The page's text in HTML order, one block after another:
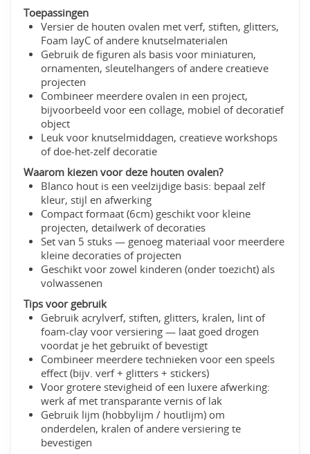
Toepassingen
Versier de houten ovalen met verf, stiften, glitters,
Foam layC of andere knutselmaterialen
Gebruik de figuren als basis voor miniaturen,
ornamenten, sleutelhangers of andere creatieve
projecten
Combineer meerdere ovalen in een project,
bijvoorbeeld voor een collage, mobiel of decoratief
object
Leuk voor knutselmiddagen, creatieve workshops
of doe-het-zelf decoratie
Waarom kiezen voor deze houten ovalen?
Blanco hout is een veelzijdige basis: bepaal zelf
kleur, stijl en afwerking
Compact formaat (6cm) geschikt voor kleine
projecten, detailwerk of decoraties
Set van 5 stuks — genoeg materiaal voor meerdere
kleine decoraties of projecten
Geschikt voor zowel kinderen (onder toezicht) als
volwassenen
Tips voor gebruik
Gebruik acrylverf, stiften, glitters, kralen, lint of
foam-clay voor versiering — laat goed drogen
voordat je het gebruikt of bevestigt
Combineer meerdere technieken voor een speels
effect (bijv. verf + glitters + stickers)
Voor grotere stevigheid of een luxere afwerking:
werk af met transparante vernis of lak
Gebruik lijm (hobbylijm / houtlijm) om
onderdelen, kralen of andere versiering te
bevestigen